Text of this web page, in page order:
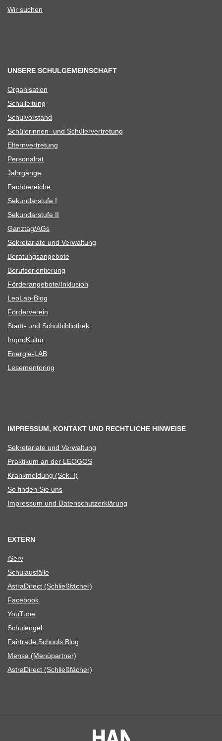
Wir suchen
UNSERE SCHULGEMEINSCHAFT
Orga­ni­sa­tion
Schul­lei­tung
Schul­vor­stand
Schü­le­rin­nen- und Schülervertretung
Eltern­ver­tre­tung
Per­so­nal­rat
Jahr­gänge
Fach­be­rei­che
Sekun­dar­stufe I
Sekun­dar­stufe II
Ganztag/​​AGs
Sekre­ta­riate und Verwaltung
Bera­tungs­an­ge­bote
Berufs­ori­en­tie­rung
Förderangebote/​​Inklusion
Leo­Lab-Blog
För­der­ver­ein
Stadt- und Schulbibliothek
Impro­Kul­tur
Ener­­gie-LAB
Lese­men­to­ring
IMPRESSUM, KONTAKT UND RECHTLICHE HINWEISE
Sekre­ta­riate und Verwaltung
Prak­ti­kum an der LEOGOS
Krank­mel­dung (Sek. I)
So fin­den Sie uns
Impres­sum und Datenschutzerklärung
EXTERN
iServ
Schul­aus­fälle
Astra­Di­rect (Schließ­fä­cher)
Face­book
You­Tube
Schul­en­gel
Fair­trade Schools Blog
Mensa (Menü­part­ner)
Astra­Di­rect (Schließ­fä­cher)